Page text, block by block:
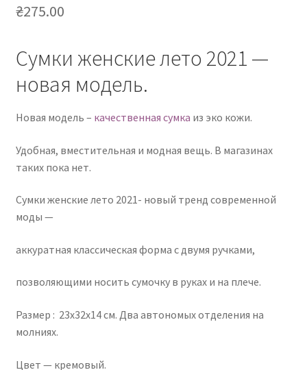
₴275.00
Сумки женские лето 2021 —
новая модель.
Новая модель – качественная сумка из эко кожи.
Удобная, вместительная и модная вещь. В магазинах
таких пока нет.
Сумки женские лето 2021- новый тренд современной
моды —
аккуратная классическая форма с двумя ручками,
позволяющими носить сумочку в руках и на плече.
Размер : 23х32х14 см. Два автономых отделения на
молниях.
Цвет — кремовый.